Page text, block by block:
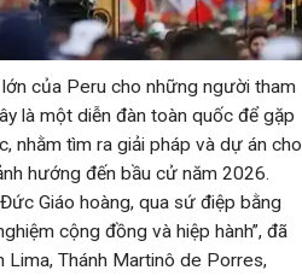
của Peru cho những người tham
là một diễn đàn toàn quốc để gặp
nhằm tìm ra giải pháp và dự án cho
hướng đến bầu cử năm 2026.
Giáo hoàng, qua sứ điệp bằng
cộng đồng và hiệp hành”, đã
Lima, Thánh Martinô de Porres,